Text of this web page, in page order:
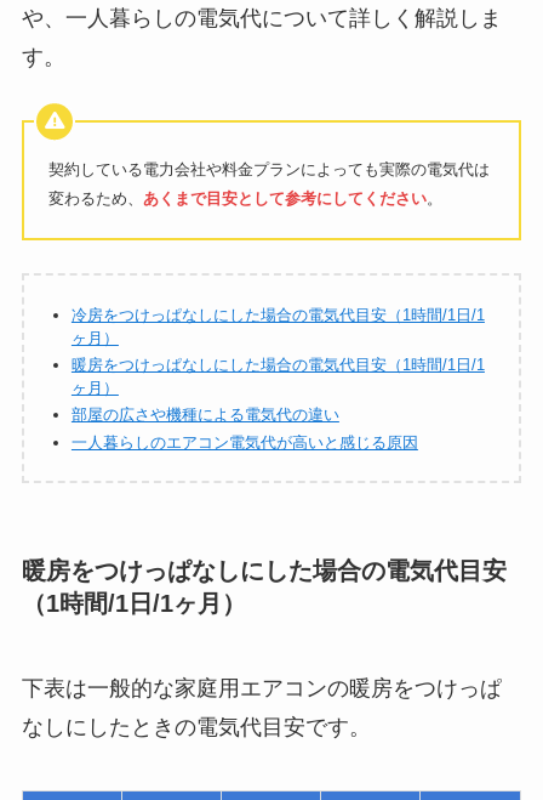
や、一人暮らしの電気代について詳しく解説しま
す。
契約している電力会社や料金プランによっても実際の電気代は
変わるため、 あくまで目安として参考にしてください。
冷房をつけっぱなしにした場合の電気代目安（1時間/1日/1
ヶ月）
暖房をつけっぱなしにした場合の電気代目安（1時間/1日/1
ヶ月）
部屋の広さや機種による電気代の違い
一人暮らしのエアコン電気代が高いと感じる原因
暖房をつけっぱなしにした場合の電気代目安
（1時間/1日/1ヶ月）
下表は一般的な家庭用エアコンの暖房をつけっぱ
なしにしたときの電気代目安です。